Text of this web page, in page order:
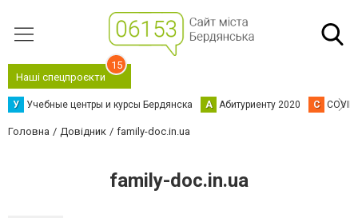
Наші спецпроєкти
15
У Учебные центры и курсы Бердянска А Абитуриенту 2020 C
Головна Довідник family-doc.in.ua
family-doc.in.ua